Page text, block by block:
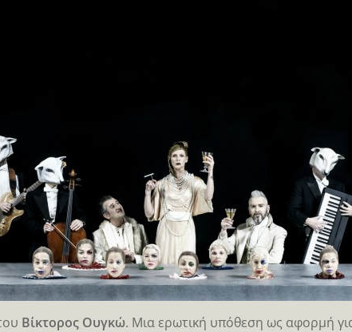
Βίκτορος Ουγκώ. Μια ερωτική υπόθεση ως αφορμή